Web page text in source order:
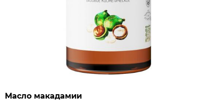
Масло макадамии